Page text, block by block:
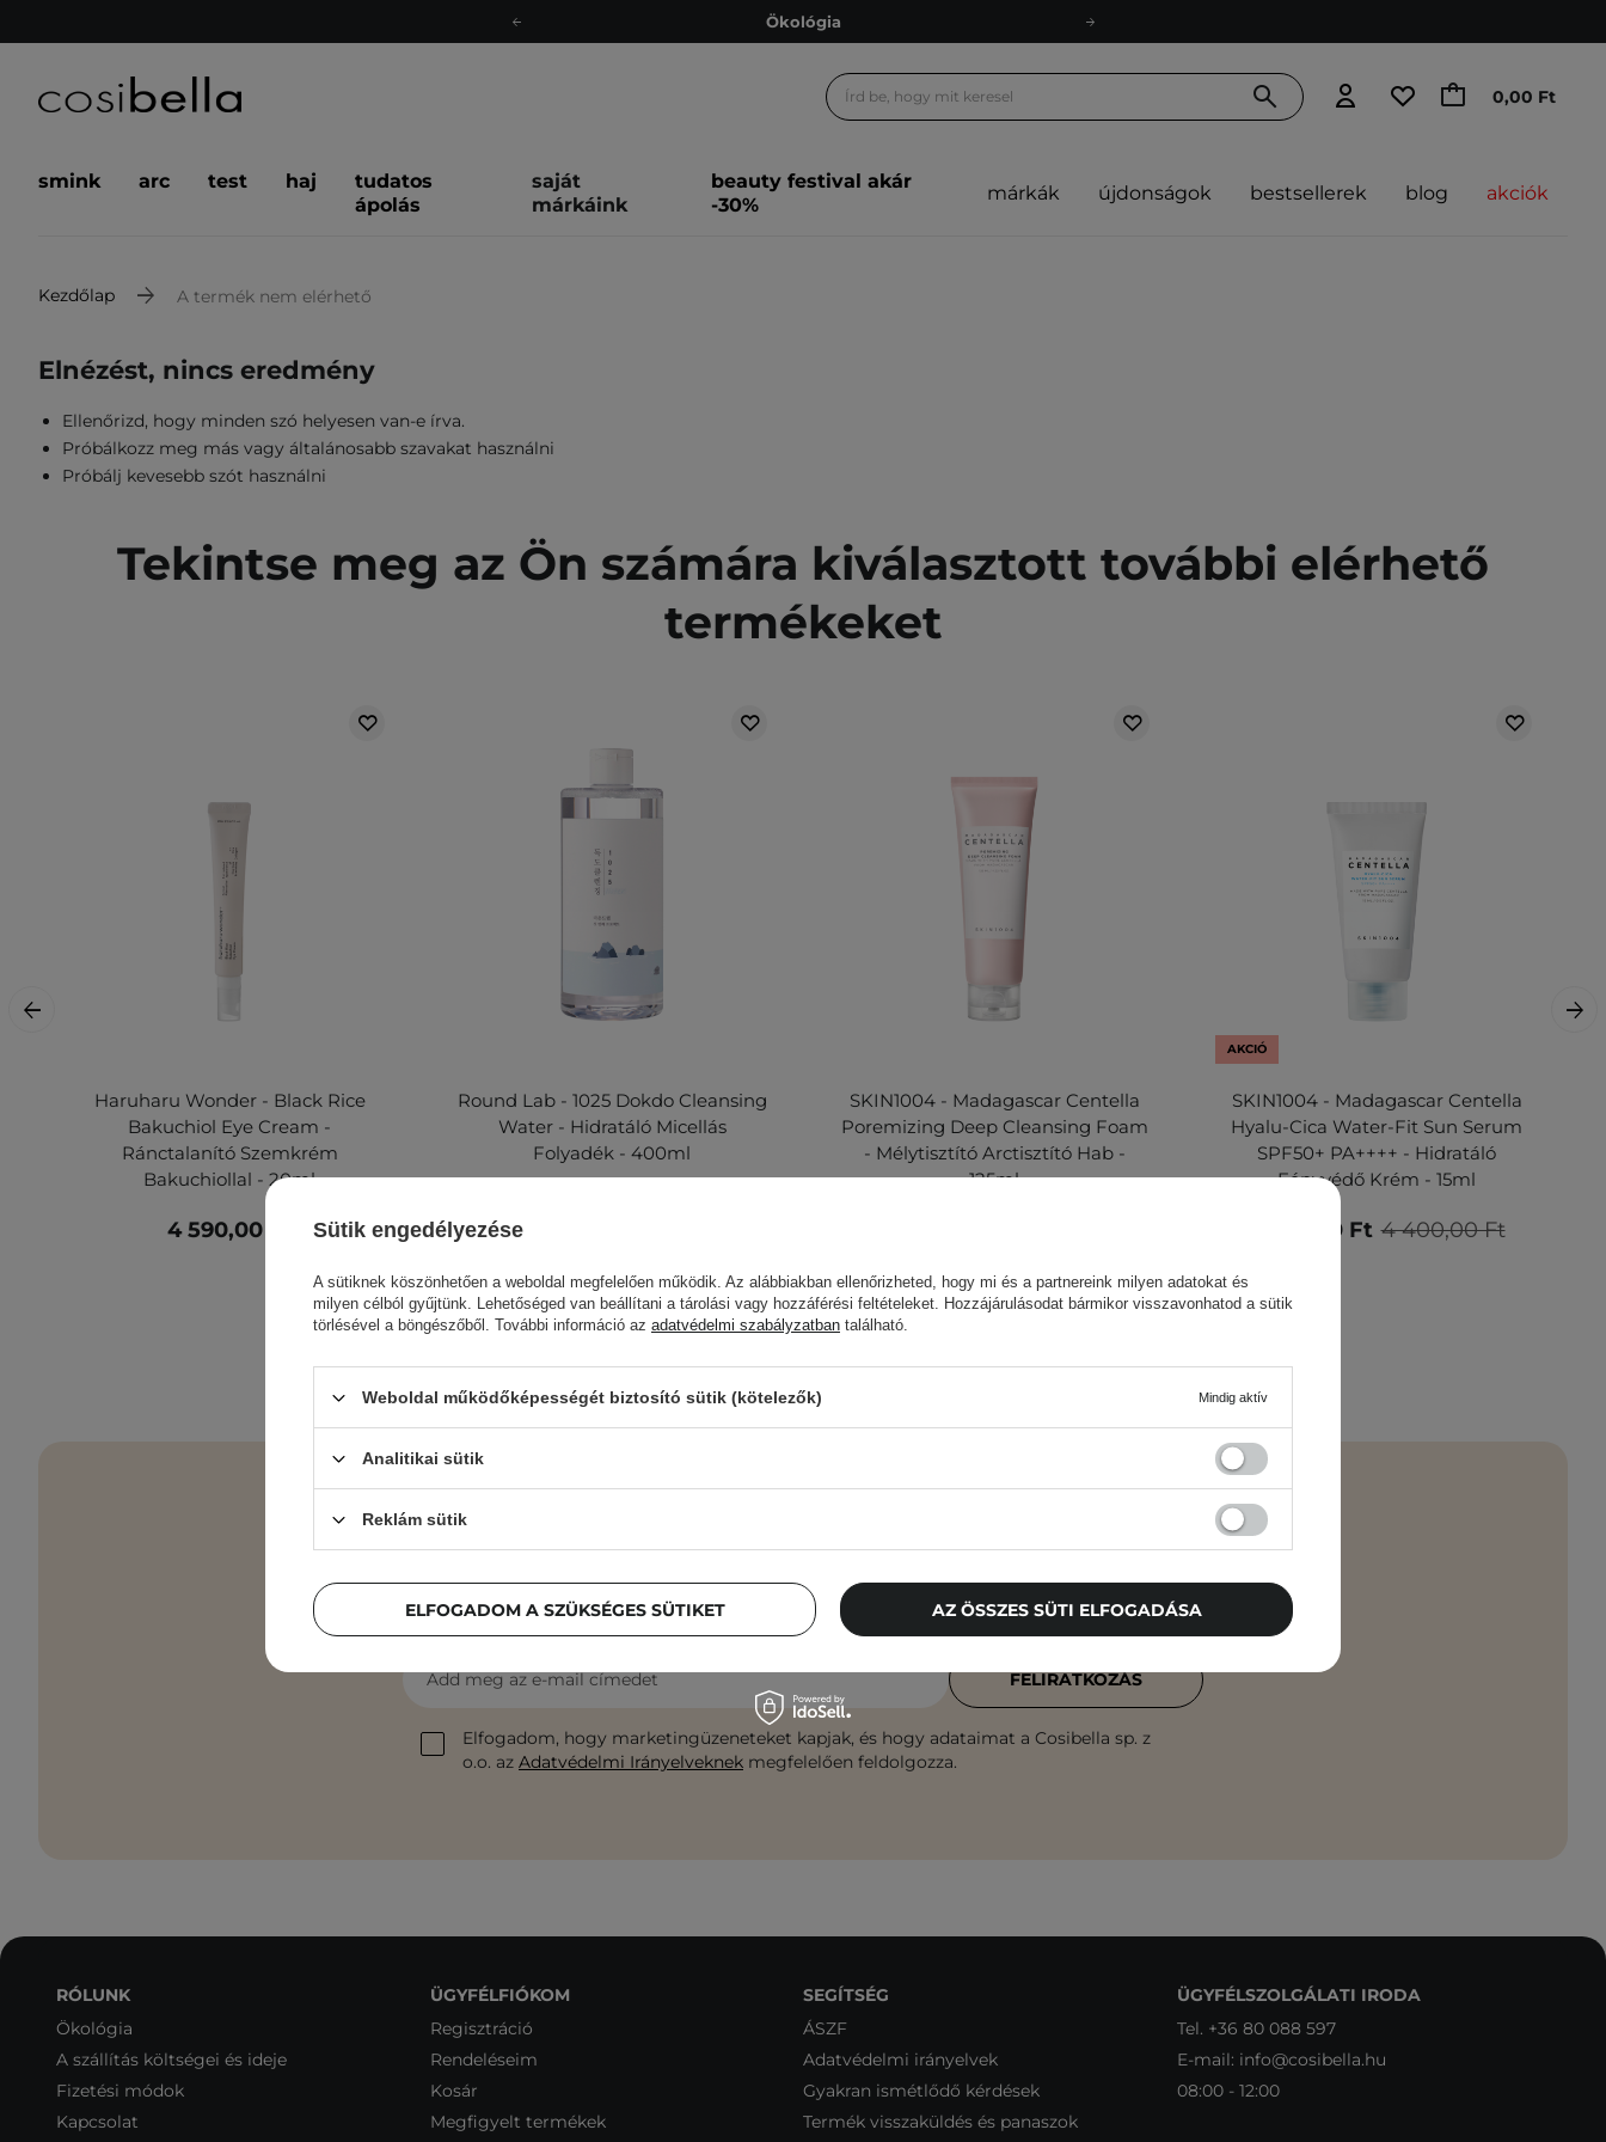
Ökológia
Ingyenes szállítás 15 000 Ft-tól
Ökológia
0,00 Ft
smink arc test haj
tudatos
ápolás
saját
márkáink
beauty festival akár
-30%
márkák újdonságok bestsellerek blog akciók
Kezdőlap A termék nem elérhető
Elnézést, nincs eredmény
Ellenőrizd, hogy minden szó helyesen van-e írva.
Próbálkozz meg más vagy általánosabb szavakat használni
Próbálj kevesebb szót használni
Tekintse meg az Ön számára kiválasztott további elérhető
termékeket
Haruharu Wonder - Black Rice
Bakuchiol Eye Cream -
Ránctalanító Szemkrém
Bakuchiollal - 20ml
4 590,00 Ft
Round Lab - 1025 Dokdo Cleansing
Water - Hidratáló Micellás
Folyadék - 400ml
SKIN1004 - Madagascar Centella
Poremizing Deep Cleansing Foam
- Mélytisztító Arctisztító Hab -
125ml
AKCIÓ
SKIN1004 - Madagascar Centella
Hyalu-Cica Water-Fit Sun Serum
SPF50+ PA++++ - Hidratáló
Fényvédő Krém - 15ml
4 400,00 Ft
3 740,00 Ft
Bőrápolási ellenőrzőlisták, szakértői tanácsok, szépségápolási újdonságok –
közvetlenül a postaládádba!
Add meg az e-mail címedet
Elfogadom, hogy marketingüzeneteket kapjak, és hogy adataimat a Cosibella sp. z
o.o. az Adatvédelmi Irányelveknek megfelelően feldolgozza.
FELIRATKOZÁS
RÓLUNK
Ökológia
A szállítás költségei és ideje
Fizetési módok
Kapcsolat
ÜGYFÉLFIÓKOM
Regisztráció
Rendeléseim
Kosár
Megfigyelt termékek
SEGÍTSÉG
ÁSZF
Adatvédelmi irányelvek
Gyakran ismétlődő kérdések
Termék visszaküldés és panaszok
ÜGYFÉLSZOLGÁLATI IRODA
Tel. +36 80 088 597
E-mail: info@cosibella.hu
08:00 - 12:00
Sütik engedélyezése
A sütiknek köszönhetően a weboldal megfelelően működik. Az alábbiakban ellenőrizheted, hogy mi és a partnereink milyen adatokat és
milyen célból gyűjtünk. Lehetőséged van beállítani a tárolási vagy hozzáférési feltételeket. Hozzájárulásodat bármikor visszavonhatod a sütik
törlésével a böngészőből. További információ az adatvédelmi szabályzatban található.
Weboldal működőképességét biztosító sütik (kötelezők) Mindig aktív
Analitikai sütik
Reklám sütik
ELFOGADOM A SZÜKSÉGES SÜTIKET AZ ÖSSZES SÜTI ELFOGADÁSA